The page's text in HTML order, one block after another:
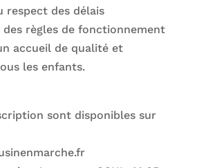
respect des délais
des règles de fonctionnement
accueil de qualité et
les enfants.
sont disponibles sur